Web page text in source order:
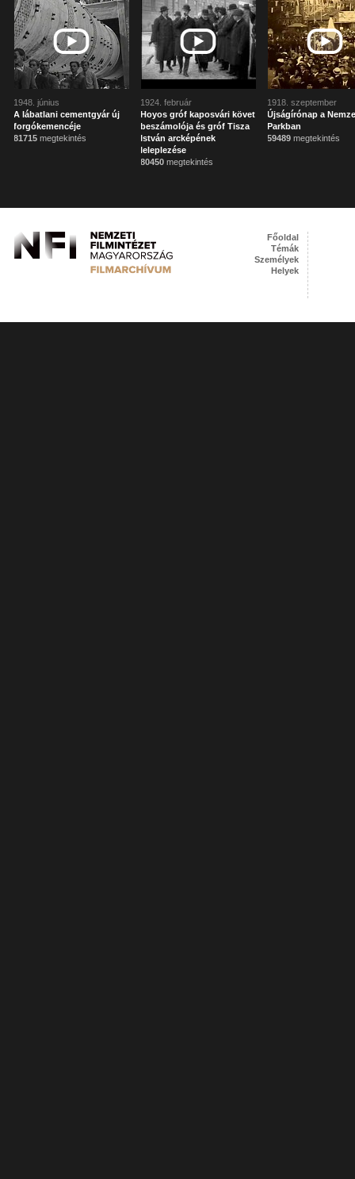
1948. június
A lábatlani cementgyár új
forgókemencéje
81715 megtekintés
1924. február
Hoyos gróf kaposvári követ
beszámolója és gróf Tisza
István arcképének
leleplezése
80450 megtekintés
1918. szeptember
Újságírónap a
Parkban
59489 megtekintés
Főoldal
Témák
Személyek
Helyek